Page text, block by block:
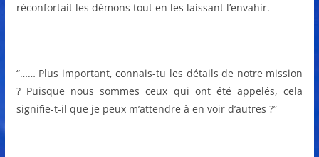
réconfortait les démons tout en les laissant l’envahir.
“…… Plus important, connais-tu les détails de notre mission
? Puisque nous sommes ceux qui ont été appelés, cela
signifie-t-il que je peux m’attendre à en voir d’autres ?”